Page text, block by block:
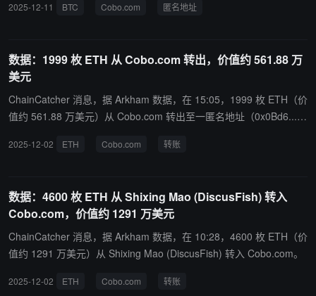
2025-12-11 BTC Cobo.com 匿名地址
数据：1999 枚 ETH 从 Cobo.com 转出，价值约 561.88 万
美元
ChainCatcher 消息，据 Arkham 数据，在 15:05，1999 枚 ETH（价
值约 561.88 万美元）从 Cobo.com 转出至一匿名地址（0x0Bd6...开
2025-12-02 ETH Cobo.com 转账
数据：4600 枚 ETH 从 Shixing Mao (DiscusFish) 转入
Cobo.com，价值约 1291 万美元
ChainCatcher 消息，据 Arkham 数据，在 10:28，4600 枚 ETH（价
值约 1291 万美元）从 Shixing Mao (DiscusFish) 转入 Cobo.com。
2025-12-02 ETH Cobo.com 转账